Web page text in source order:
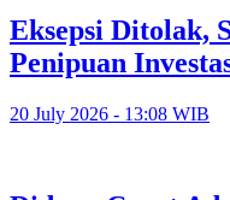
Eksepsi Ditolak,
Penipuan
20 July 2026 - 13:08 WIB